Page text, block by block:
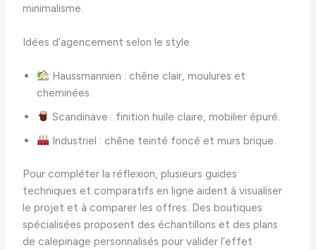
minimalisme.
Idées d’agencement selon le style
Haussmannien : chêne clair, moulures et
cheminées.
Scandinave : finition huile claire, mobilier épuré.
Industriel : chêne teinté foncé et murs brique.
Pour compléter la réflexion, plusieurs guides
techniques et comparatifs en ligne aident à visualiser
le projet et à comparer les offres. Des boutiques
spécialisées proposent des échantillons et des plans
de calepinage personnalisés pour valider l’effet